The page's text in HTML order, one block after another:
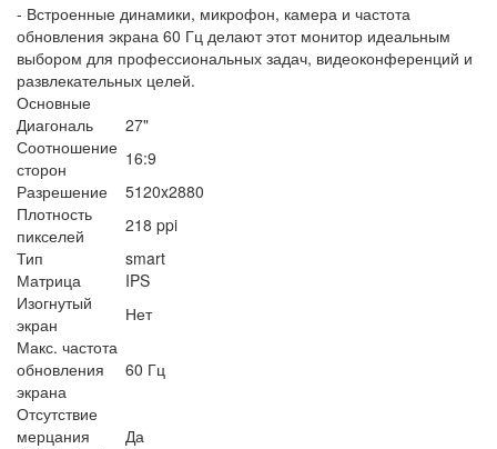
- Встроенные динамики, микрофон, камера и частота
обновления экрана 60 Гц делают этот монитор идеальным
выбором для профессиональных задач, видеоконференций и
развлекательных целей.
Основные
Диагональ
27"
Соотношение
сторон
16:9
Разрешение
5120x2880
Плотность
пикселей
218 ppi
Тип
smart
Матрица
IPS
Изогнутый
экран
Нет
Макс. частота
обновления
экрана
60 Гц
Отсутствие
мерцания
Да